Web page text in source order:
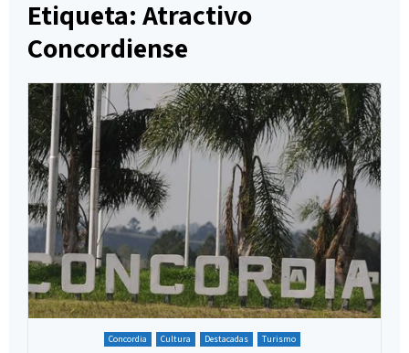
Etiqueta: Atractivo
Concordiense
Concordia Cultura Destacadas Turismo